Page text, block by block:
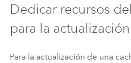
Dedicar recursos
para la actualización
Para la actualización de una